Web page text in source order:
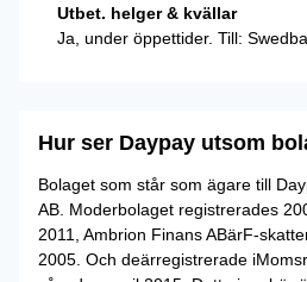
Utbet. helger & kvällar
Ja, under öppettider. Till:
Hur ser Daypay utsom
Bolaget som står som ägare till
AB. Moderbolaget registrerades
2011, Ambrion Finans ABärF-
2005. Och deärregistrerade